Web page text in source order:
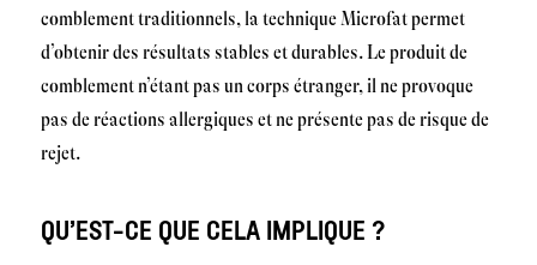
comblement traditionnels, la technique Microfat permet
d’obtenir des résultats stables et durables. Le produit de
comblement n’étant pas un corps étranger, il ne provoque
pas de réactions allergiques et ne présente pas de risque de
rejet.
QU’EST-CE QUE CELA IMPLIQUE ?